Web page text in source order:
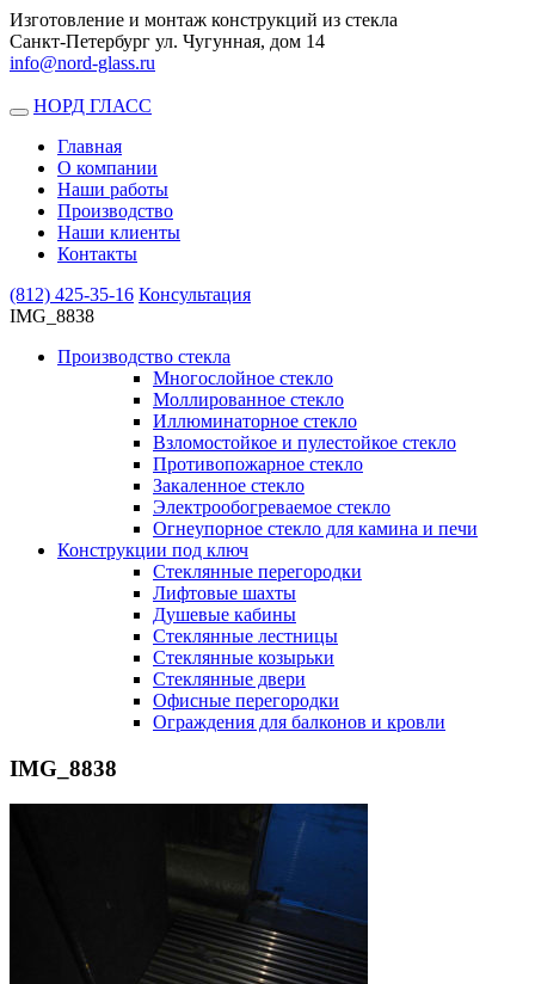
Изготовление и монтаж конструкций из стекла
Санкт-Петербург ул. Чугунная, дом 14
info@nord-glass.ru
Toggle
navigation
НОРД ГЛАСС
Главная
О компании
Наши работы
Производство
Наши клиенты
Контакты
(812) 425-35-16 Консультация
IMG_8838
Производство стекла
Многослойное стекло
Моллированное стекло
Иллюминаторное стекло
Взломостойкое и пулестойкое стекло
Противопожарное стекло
Закаленное стекло
Электрообогреваемое стекло
Огнеупорное стекло для камина и печи
Конструкции под ключ
Стеклянные перегородки
Лифтовые шахты
Душевые кабины
Cтеклянные лестницы
Cтеклянные козырьки
Cтеклянные двери
Офисные перегородки
Ограждения для балконов и кровли
IMG_8838